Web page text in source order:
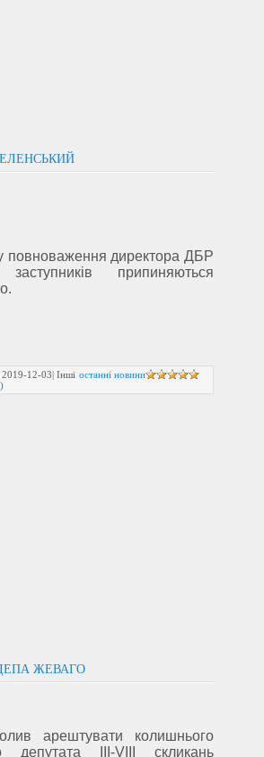
повноваження директора ДБР
припиняються
2019-12-03| Інші останні новини
ЖЕВАГО
арештувати колишнього
депутата ІІІ-VIII скликань